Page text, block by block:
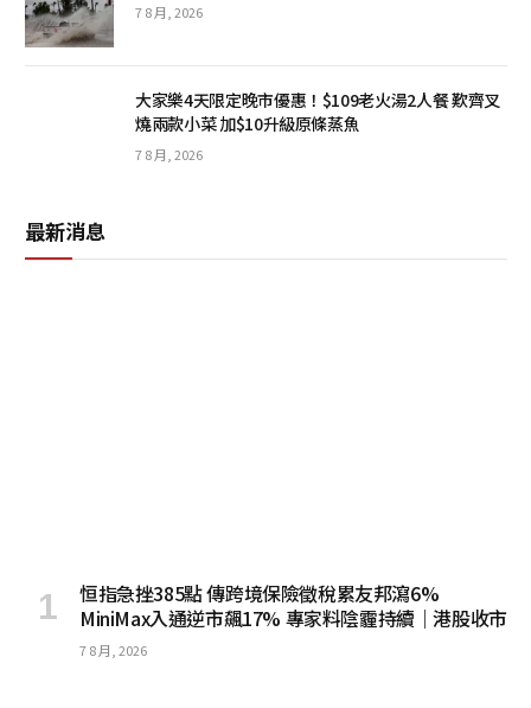
7 8 月, 2026
大家樂4天限定晚市優惠！$109老火湯2人餐 歎齊叉
燒兩款小菜 加$10升級原條蒸魚
7 8 月, 2026
最新消息
恒指急挫385點 傳跨境保險徵稅累友邦瀉6%
MiniMax入通逆市飆17% 專家料陰霾持續｜港股收市
7 8 月, 2026